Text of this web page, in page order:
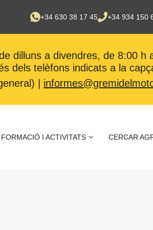
+34 630 38 17 45 +34 934 150
dilluns a divendres, de 8:00 h
dels telèfons indicats a la
|
FORMACIÓ I ACTIVITATS CERCAR